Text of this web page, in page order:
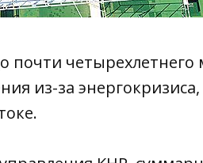
почти
из-за энергокризиса,
.